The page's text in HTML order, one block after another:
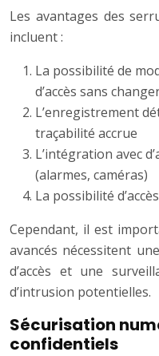
Les avantages des
incluent :
La possibilité de
d’accès sans
L’enregistrement
traçabilité accrue
L’intégration avec
(alarmes, caméras)
La possibilité
Cependant, il est
avancés nécessitent
d’accès et une
d’intrusion potentielles.
Sécurisation
confidentiels